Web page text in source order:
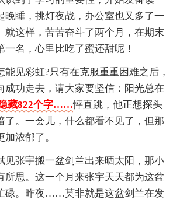
晚睡，挑灯夜战，办公室也又多了一
就这样，苦苦奋斗了两个月，在期末
一名，心里比吃了蜜还甜呢！
能见彩虹?只有在克服重重困难之后，
成功走去，请大家要坚信：阳光总在
藏822个字……怦直跳，他正想探头
了。一会儿，什么都看不见了，但那
浓郁了。
见张宇搬一盆剑兰出来晒太阳，那小
所思。这一个月来张宇天天都为这盆
碌。昨夜……莫非就是这盆剑兰在发